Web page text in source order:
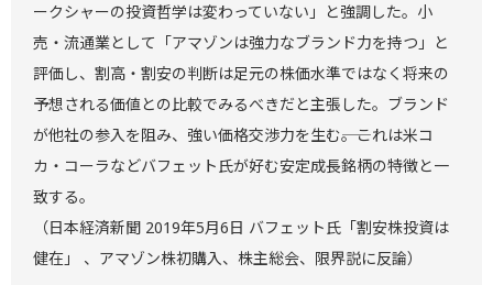
ークシャーの投資哲学は変わっていない」と強調した。小
売・流通業として「アマゾンは強力なブランド力を持つ」と
評価し、割高・割安の判断は足元の株価水準ではなく将来の
予想される価値との比較でみるべきだと主張した。ブランド
が他社の参入を阻み、強い価格交渉力を生む――。これは米コ
カ・コーラなどバフェット氏が好む安定成長銘柄の特徴と一
致する。
（日本経済新聞 2019年5月6日 バフェット氏「割安株投資は
健在」 、アマゾン株初購入、株主総会、限界説に反論）